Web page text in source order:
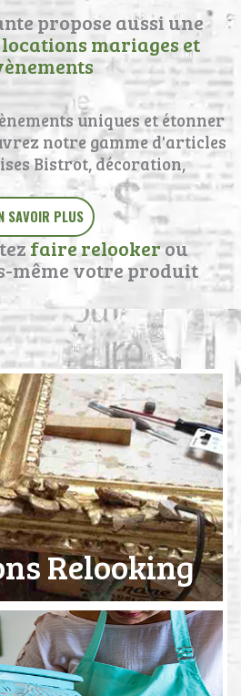
propose aussi une
locations mariages et
uniques et étonner
notre gamme d'articles
Bistrot, décoration,
SAVOIR PLUS
faire relookerou
même votre produit
Relooking